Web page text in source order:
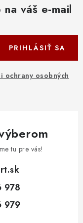
váš e-mail
ochrany osobných
PRIHLÁSIŤ SA
tu pre vás!
978
979